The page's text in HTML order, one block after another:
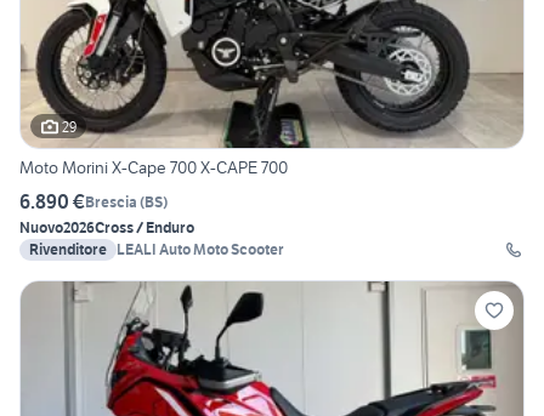
29
Moto Morini X-Cape 700 X-CAPE 700
6.890 €Brescia (BS)
Nuovo2026Cross / Enduro
Rivenditore LEALI Auto Moto Scooter